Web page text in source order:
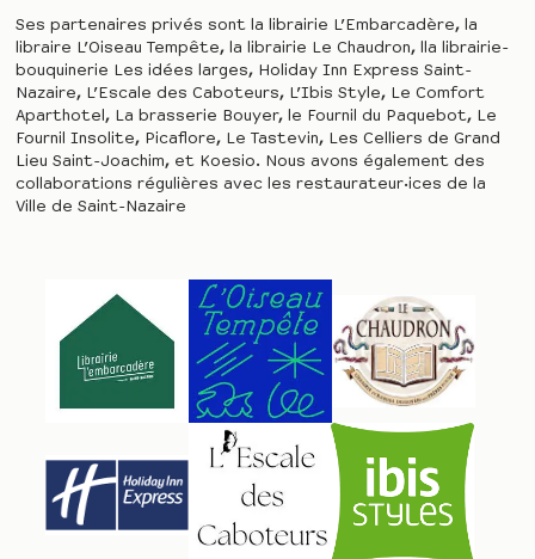
Ses partenaires privés sont la librairie L’Embarcadère, la
libraire L’Oiseau Tempête, la librairie Le Chaudron, lla librairie-
bouquinerie Les idées larges, Holiday Inn Express Saint-
Nazaire, L’Escale des Caboteurs, L’Ibis Style, Le Comfort
Aparthotel, La brasserie Bouyer, le Fournil du Paquebot, Le
Fournil Insolite, Picaflore, Le Tastevin, Les Celliers de Grand
Lieu Saint-Joachim, et Koesio. Nous avons également des
collaborations régulières avec les restaurateur·ices de la
Ville de Saint-Nazaire